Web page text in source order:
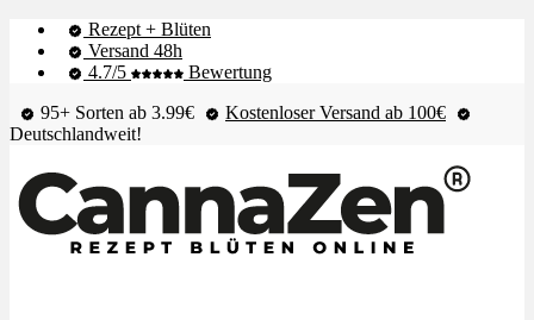
Rezept + Blüten
Versand 48h
4.7/5
Bewertung
95+ Sorten ab 3.99€
Kostenloser Versand ab 100€
Deutschlandweit!